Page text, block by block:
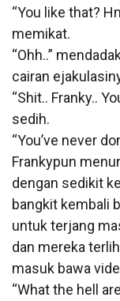
“You like that?
memikat.
“Ohh..”
cairan
“Shit.. Franky..
sedih.
“You’ve never
Frankypun
dengan sedikit
bangkit kembali
untuk terjang
dan mereka
masuk bawa
“What the hell